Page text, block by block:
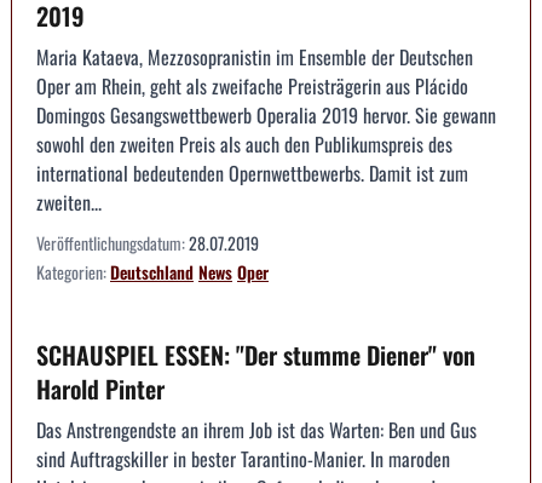
2019
Maria Kataeva, Mezzosopranistin im Ensemble der Deutschen
Oper am Rhein, geht als zweifache Preisträgerin aus Plácido
Domingos Gesangswettbewerb Operalia 2019 hervor. Sie gewann
sowohl den zweiten Preis als auch den Publikumspreis des
international bedeutenden Opernwettbewerbs. Damit ist zum
zweiten...
Veröffentlichungsdatum:28.07.2019
Kategorien:DeutschlandNewsOper
SCHAUSPIEL ESSEN: "Der stumme Diener" von
Harold Pinter
Das Anstrengendste an ihrem Job ist das Warten: Ben und Gus
sind Auftragskiller in bester Tarantino-Manier. In maroden